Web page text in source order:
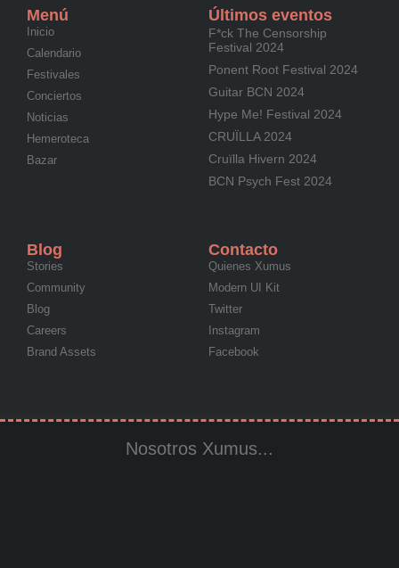
Menú
Inicio
Calendario
Festivales
Conciertos
Noticias
Hemeroteca
Bazar
Últimos eventos
F*ck The Censorship
Festival 2024
Ponent Root Festival 2024
Guitar BCN 2024
Hype Me! Festival 2024
CRUÏLLA 2024
Cruïlla Hivern 2024
BCN Psych Fest 2024
Blog
Stories
Community
Blog
Careers
Brand Assets
Contacto
Quienes Xumus
Modern UI Kit
Twitter
Instagram
Facebook
Nosotros Xumus...